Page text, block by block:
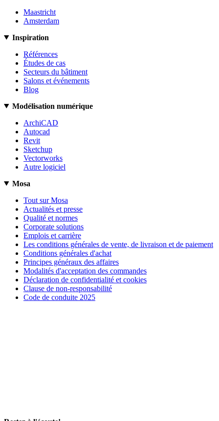
Maastricht
Amsterdam
Inspiration
Références
Études de cas
Secteurs du bâtiment
Salons et événements
Blog
Modélisation numérique
ArchiCAD
Autocad
Revit
Sketchup
Vectorworks
Autre logiciel
Mosa
Tout sur Mosa
Actualités et presse
Qualité et normes
Corporate solutions
Emplois et carrière
Les conditions générales de vente, de livraison et de paiement
Conditions générales d'achat
Principes généraux des affaires
Modalités d'acceptation des commandes
Déclaration de confidentialité et cookies
Clause de non-responsabilité
Code de conduite 2025